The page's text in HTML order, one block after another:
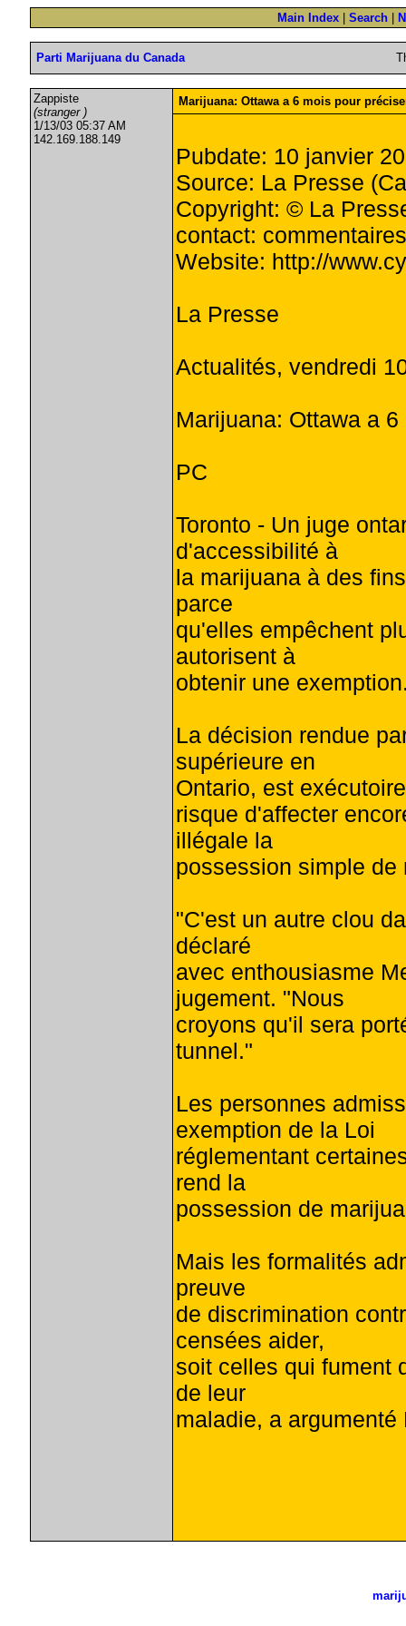
Main Index Search
Parti Marijuana du Canada
Zappiste
(stranger )
1/13/03 05:37 AM
142.169.188.149
Marijuana: Ottawa a 6 mois pour
Pubdate: 10 janvier
Source: La Presse
Copyright: © La
contact:
Website: http://
La Presse
Actualités, vendredi
Marijuana: Ottawa a
PC
Toronto - Un juge
d'accessibilité à
la marijuana à des
parce
qu'elles empêchent
autorisent à
obtenir une
La décision rendue
supérieure en
Ontario, est
risque d'affecter
illégale la
possession simple de
"C'est un autre clou
déclaré
avec enthousiasme
jugement. "Nous
croyons qu'il sera
tunnel."
Les personnes
exemption de la Loi
réglementant
rend la
possession de
Mais les formalités
preuve
de discrimination
censées aider,
soit celles qui fument
de leur
maladie, a argumenté